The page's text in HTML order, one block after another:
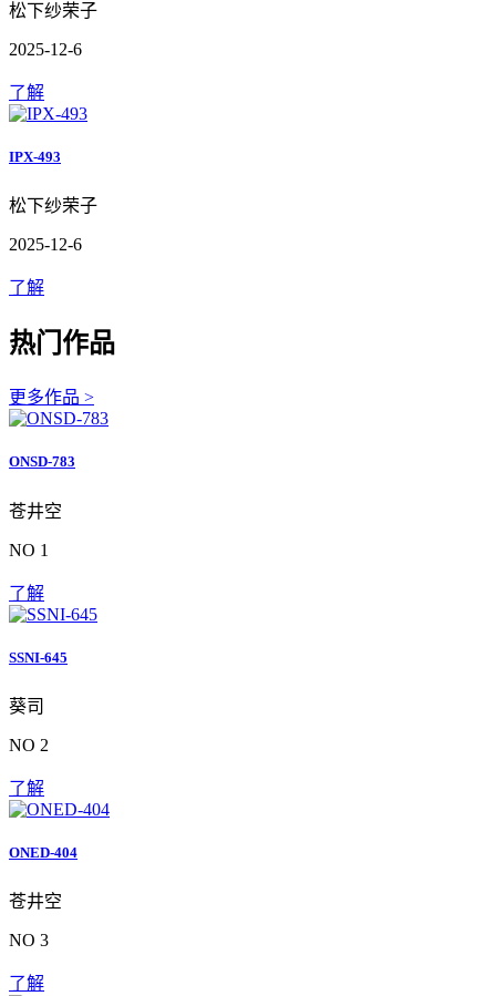
松下纱荣子
2025-12-6
了解
IPX-493
松下纱荣子
2025-12-6
了解
热门作品
更多作品 >
ONSD-783
苍井空
NO 1
了解
SSNI-645
葵司
NO 2
了解
ONED-404
苍井空
NO 3
了解